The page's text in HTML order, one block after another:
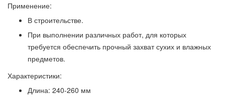
Применение:
В строительстве.
При выполнении различных работ, для которых
требуется обеспечить прочный захват сухих и влажных
предметов.
Характеристики:
Длина: 240-260 мм